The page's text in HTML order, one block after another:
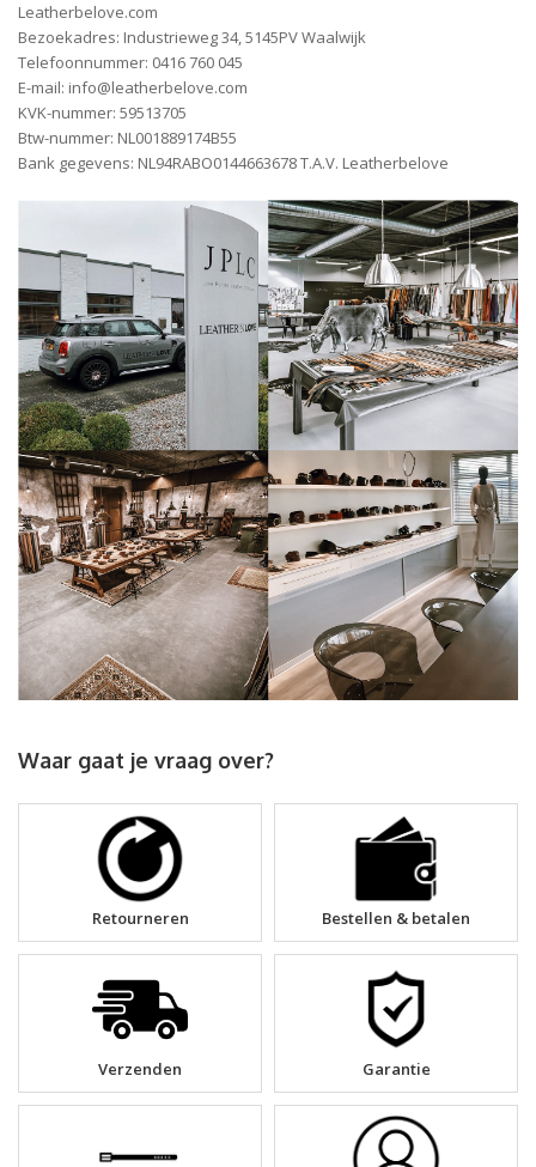
Leatherbelove.com
Bezoekadres: Industrieweg 34, 5145PV Waalwijk
Telefoonnummer: 0416 760 045
E-mail: info@leatherbelove.com
KVK-nummer: 59513705
Btw-nummer: NL001889174B55
Bank gegevens: NL94RABO0144663678 T.A.V. Leatherbelove
Waar gaat je vraag over?
Retourneren Bestellen & betalen
Verzenden Garantie